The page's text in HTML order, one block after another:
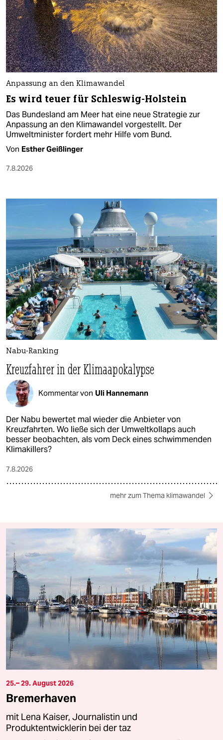
Anpassung an den Klimawandel
Es wird teuer für Schleswig-Holstein
Das Bundesland am Meer hat eine neue Strategie zur
Anpassung an den Klimawandel vorgestellt. Der
Umweltminister fordert mehr Hilfe vom Bund.
Von Esther Geißlinger
7.8.2026
Nabu-Ranking
Kreuzfahrer in der Klimaapokalypse
Kommentar von Uli Hannemann
Der Nabu bewertet mal wieder die Anbieter von
Kreuzfahrten. Wo ließe sich der Umweltkollaps auch
besser beobachten, als vom Deck eines schwimmenden
Klimakillers?
7.8.2026
mehr zum Thema klimawandel
25.– 29. August 2026
Bremerhaven
mit Lena Kaiser, Journalistin und
Produktentwicklerin bei der taz